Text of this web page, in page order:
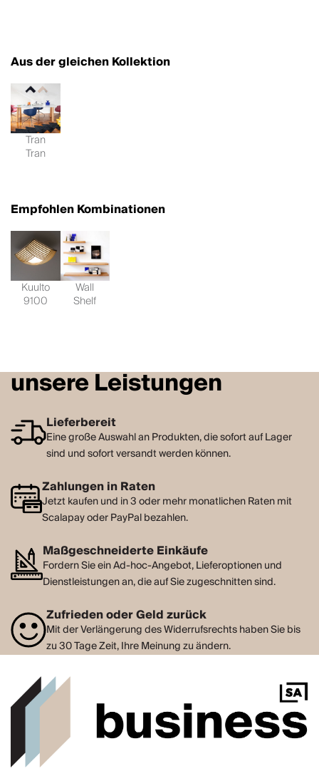
Aus der gleichen Kollektion
Tran
Tran
Empfohlen Kombinationen
Kuulto
9100
Wall
Shelf
unsere Leistungen
Lieferbereit
Eine große Auswahl an Produkten, die sofort auf Lager
sind und sofort versandt werden können.
Zahlungen in Raten
Jetzt kaufen und in 3 oder mehr monatlichen Raten mit
Scalapay oder PayPal bezahlen.
Maßgeschneiderte Einkäufe
Fordern Sie ein Ad-hoc-Angebot, Lieferoptionen und
Dienstleistungen an, die auf Sie zugeschnitten sind.
Zufrieden oder Geld zurück
Mit der Verlängerung des Widerrufsrechts haben Sie bis
zu 30 Tage Zeit, Ihre Meinung zu ändern.